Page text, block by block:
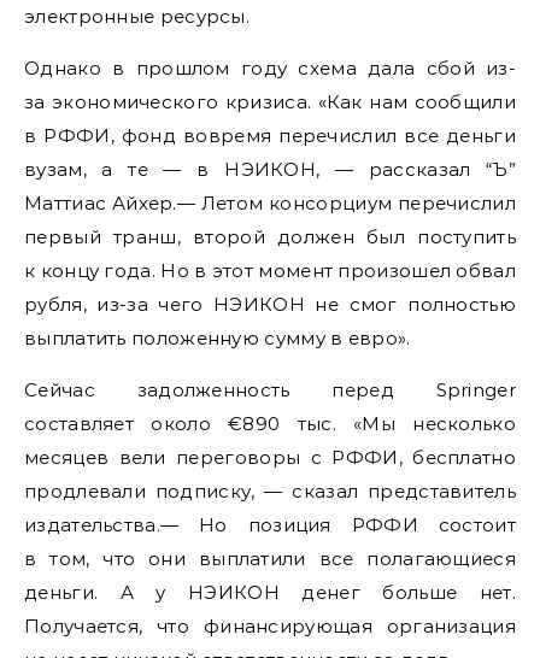
электронные ресурсы.
Однако в прошлом году схема дала сбой из-
за экономического кризиса. «Как нам сообщили
в РФФИ, фонд вовремя перечислил все деньги
вузам, а те — в НЭИКОН, — рассказал “Ъ”
Маттиас Айхер.— Летом консорциум перечислил
первый транш, второй должен был поступить
к концу года. Но в этот момент произошел обвал
рубля, из-за чего НЭИКОН не смог полностью
выплатить положенную сумму в евро».
Сейчас задолженность перед Springer
составляет около €890 тыс. «Мы несколько
месяцев вели переговоры с РФФИ, бесплатно
продлевали подписку, — сказал представитель
издательства.— Но позиция РФФИ состоит
в том, что они выплатили все полагающиеся
деньги. А у НЭИКОН денег больше нет.
Получается, что финансирующая организация